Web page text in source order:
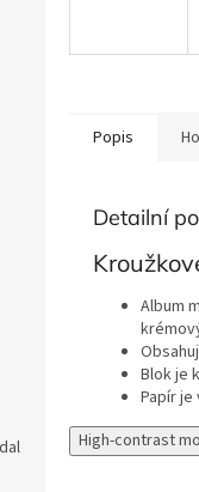
Popis
Detailní
Album
Blok je
Papír
High-contrast